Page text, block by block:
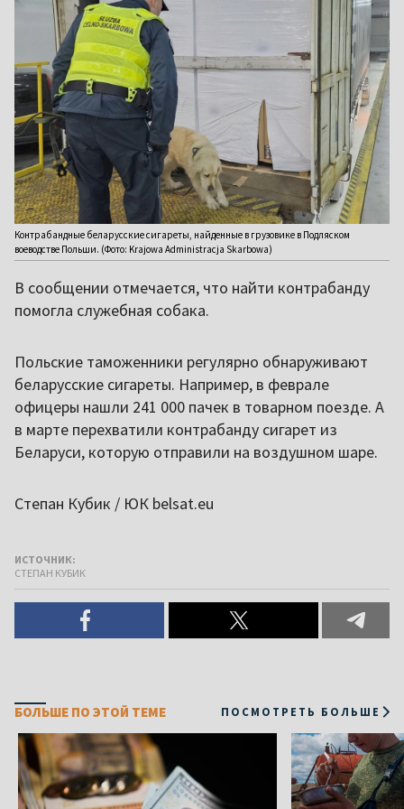
Контрабандные беларусские сигареты, найденные в грузовике в Подляском
воеводстве Польши. (Фото: Krajowa Administracja Skarbowa)
В сообщении отмечается, что найти контрабанду
помогла служебная собака.
Польские таможенники регулярно обнаруживают
беларусские сигареты. Например, в феврале
офицеры нашли 241 000 пачек в товарном поезде. А
в марте перехватили контрабанду сигарет из
Беларуси, которую отправили на воздушном шаре.
Степан Кубик / ЮК belsat.eu
ИСТОЧНИК:
СТЕПАН КУБИК
БОЛЬШЕ ПО ЭТОЙ ТЕМЕ ПОСМОТРЕТЬ БОЛЬШЕ